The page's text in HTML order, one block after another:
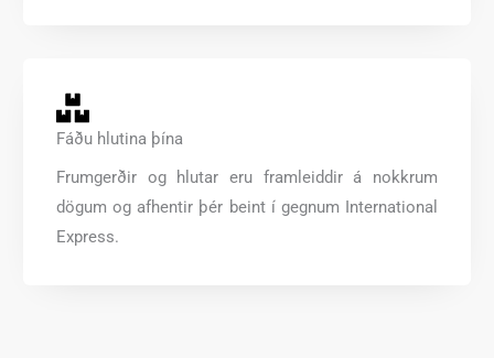
Fáðu hlutina þína
Frumgerðir og hlutar eru framleiddir á nokkrum
dögum og afhentir þér beint í gegnum International
Express.